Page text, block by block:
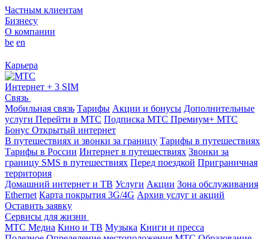
Частным клиентам
Бизнесу
О компании
be en
Карьера
Интернет + 3 SIM
Связь
Мобильная связь Тарифы Акции и бонусы Дополнительные
услуги Перейти в МТС Подписка МТС Премиум+ МТС
Бонус Открытый интернет
В путешествиях и звонки за границу Тарифы в путешествиях
Тарифы в России Интернет в путешествиях Звонки за
границу SMS в путешествиях Перед поездкой Приграничная
территория
Домашний интернет и ТВ Услуги Акции Зона обслуживания
Ethernet Карта покрытия 3G/4G Архив услуг и акций
Оставить заявку
Сервисы для жизни
МТС Медиа Кино и ТВ Музыка Книги и пресса